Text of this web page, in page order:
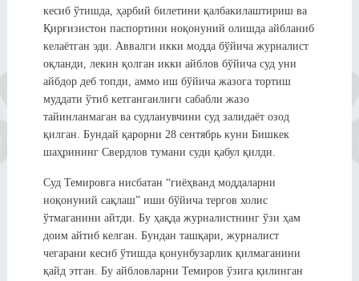
кесиб ўтишда, ҳарбий билетини қалбакилаштириш ва
Қирғизистон паспортини ноқонуний олишда айбланиб
келаётган эди. Аввалги икки модда бўйича журналист
оқланди, лекин қолган икки айблов бўйича суд уни
айбдор деб топди, аммо иш бўйича жазога тортиш
муддати ўтиб кетганганлиги сабабли жазо
тайинланмаган ва судланувчини суд залидаёт озод
қилган. Бундай қарорни 28 сентябрь куни Бишкек
шаҳрининг Свердлов тумани суди қабул қилди.
Суд Темировга нисбатан “гиёҳванд моддаларни
ноқонуний сақлаш” иши бўйича тергов холис
ўтмаганини айтди. Бу ҳақда журналистнинг ўзи ҳам
доим айтиб келган. Бундан ташқари, журналист
чегарани кесиб ўтишда қонунбузарлик қилмаганини
қайд этган. Бу айбловларни Темиров ўзига қилинган